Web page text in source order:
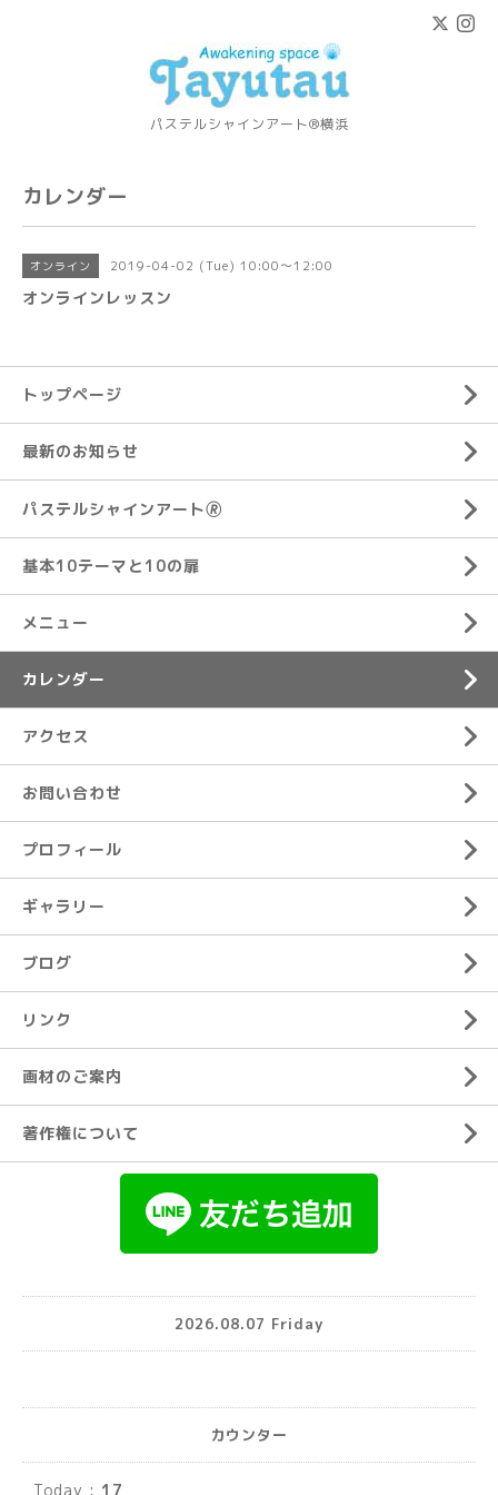
パステルシャインアート®横浜
カレンダー
オンライン 2019-04-02 (Tue) 10:00～12:00
オンラインレッスン
トップページ
最新のお知らせ
パステルシャインアート🄬
基本10テーマと10の扉
メニュー
カレンダー
アクセス
お問い合わせ
プロフィール
ギャラリー
ブログ
リンク
画材のご案内
著作権について
2026.08.07 Friday
カウンター
Today : 17